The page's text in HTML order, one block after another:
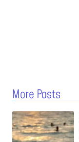
More Posts